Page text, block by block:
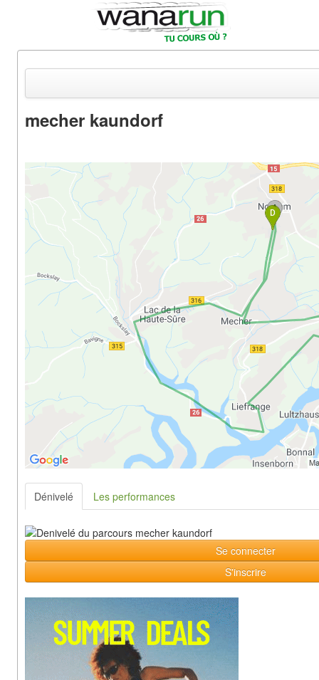
Equipements & Tests
Parcours & Courses
Outils & Réseaux
mecher kaundorf
Dénivelé Les performances
Se connecter
S'inscrire